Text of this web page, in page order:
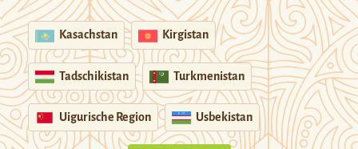
Kasachstan Kirgistan
Tadschikistan Turkmenistan
Uigurische Region Usbekistan